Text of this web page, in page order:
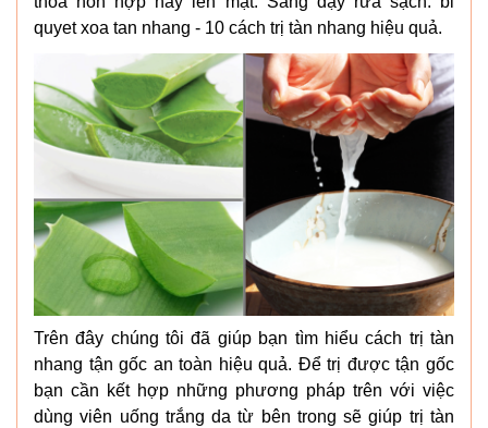
quyet xoa tan nhang - 10 cách trị tàn nhang hiệu quả.
Trên đây chúng tôi đã giúp bạn tìm hiểu cách trị tàn
nhang tận gốc an toàn hiệu quả. Để trị được tận gốc
bạn cần kết hợp những phương pháp trên với việc
dùng viên uống trắng da từ bên trong sẽ giúp trị tàn